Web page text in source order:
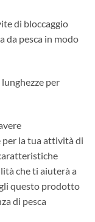
di bloccaggio
da pesca in modo
per
per la tua attività di
che ti aiuterà a
questo prodotto
di pesca